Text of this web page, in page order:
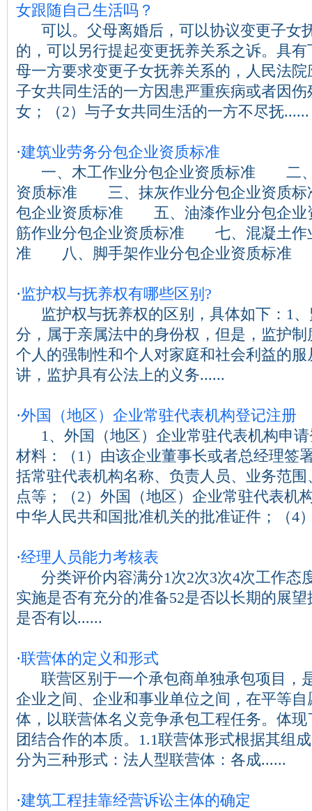
女跟随自己生活吗？
可以。父母离婚后，可以协议变更子女
的，可以另行提起变更抚养关系之诉。具
母一方要求变更子女抚养关系的，人民法
子女共同生活的一方因患严重疾病或者因
女；（2）与子女共同生活的一方不尽抚......
·建筑业劳务分包企业资质标准
一、木工作业分包企业资质标准 二、
资质标准 三、抹灰作业分包企业资质
包企业资质标准 五、油漆作业分包企
筋作业分包企业资质标准 七、混凝土作
准 八、脚手架作业分包企业资质标
·监护权与抚养权有哪些区别?
监护权与抚养权的区别，具体如下：1、
分，属于亲属法中的身份权，但是，监护
个人的强制性和个人对家庭和社会利益的
讲，监护具有公法上的义务......
·外国（地区）企业常驻代表机构登记注册
1、外国（地区）企业常驻代表机构申请
材料：（1）由该企业董事长或者总经理签
括常驻代表机构名称、负责人员、业务范
点等；（2）外国（地区）企业常驻代表机
中华人民共和国批准机关的批准证件；（4
·经理人员能力考核表
分类评价内容满分1次2次3次4次工作态
实施是否有充分的准备52是否以长期的展
是否有以......
·联营体的定义和形式
联营区别于一个承包商单独承包项目，
企业之间、企业和事业单位之间，在平等
体，以联营体名义竞争承包工程任务。体
团结合作的本质。1.1联营体形式根据其组
分为三种形式：法人型联营体：各成......
·建筑工程挂靠经营诉讼主体的确定